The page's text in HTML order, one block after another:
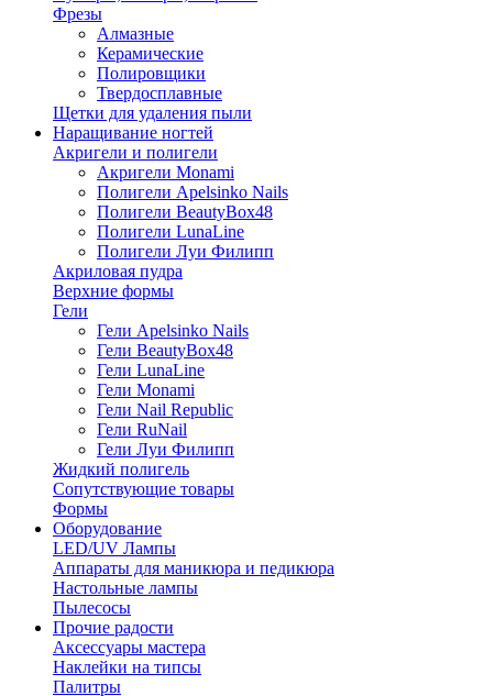
Фрезы
Алмазные
Керамические
Полировщики
Твердосплавные
Щетки для удаления пыли
Наращивание ногтей
Акригели и полигели
Акригели Monami
Полигели Apelsinko Nails
Полигели BeautyBox48
Полигели LunaLine
Полигели Луи Филипп
Акриловая пудра
Верхние формы
Гели
Гели Apelsinko Nails
Гели BeautyBox48
Гели LunaLine
Гели Monami
Гели Nail Republic
Гели RuNail
Гели Луи Филипп
Жидкий полигель
Сопутствующие товары
Формы
Оборудование
LED/UV Лампы
Аппараты для маникюра и педикюра
Настольные лампы
Пылесосы
Прочие радости
Аксессуары мастера
Наклейки на типсы
Палитры